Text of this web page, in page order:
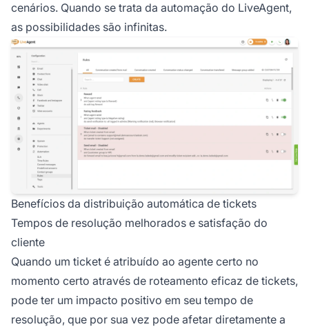
cenários. Quando se trata da automação do LiveAgent,
as possibilidades são infinitas.
Benefícios da distribuição automática de tickets
Tempos de resolução melhorados e satisfação do
cliente
Quando um ticket é atribuído ao agente certo no
momento certo através de roteamento eficaz de tickets,
pode ter um impacto positivo em seu tempo de
resolução, que por sua vez pode afetar diretamente a